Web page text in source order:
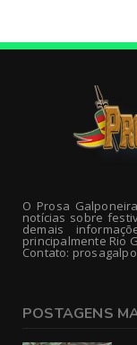
O Prosa
notícias sobre
demais
principalmente Rio
Contato:
POSTAGENS